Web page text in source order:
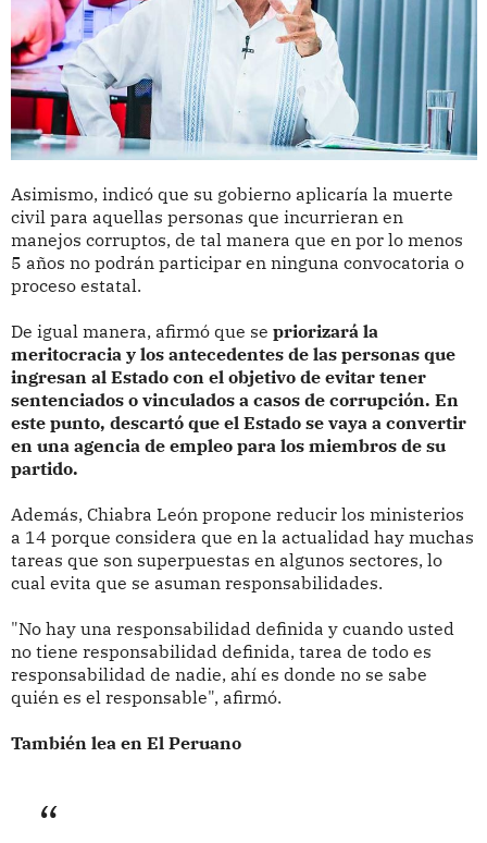
Asimismo, indicó que su gobierno aplicaría la muerte
civil para aquellas personas que incurrieran en
manejos corruptos, de tal manera que en por lo menos
5 años no podrán participar en ninguna convocatoria o
proceso estatal.
De igual manera, afirmó que se priorizará la
meritocracia y los antecedentes de las personas que
ingresan al Estado con el objetivo de evitar tener
sentenciados o vinculados a casos de corrupción. En
este punto, descartó que el Estado se vaya a convertir
en una agencia de empleo para los miembros de su
partido.
Además, Chiabra León propone reducir los ministerios
a 14 porque considera que en la actualidad hay muchas
tareas que son superpuestas en algunos sectores, lo
cual evita que se asuman responsabilidades.
"No hay una responsabilidad definida y cuando usted
no tiene responsabilidad definida, tarea de todo es
responsabilidad de nadie, ahí es donde no se sabe
quién es el responsable", afirmó.
También lea en El Peruano